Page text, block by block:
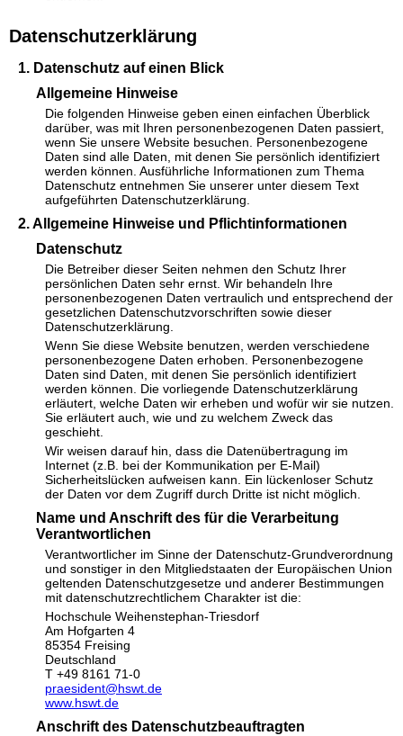
Datenschutzerklärung
1. Datenschutz auf einen Blick
Allgemeine Hinweise
Die folgenden Hinweise geben einen einfachen Überblick
darüber, was mit Ihren personenbezogenen Daten passiert,
wenn Sie unsere Website besuchen. Personenbezogene
Daten sind alle Daten, mit denen Sie persönlich identifiziert
werden können. Ausführliche Informationen zum Thema
Datenschutz entnehmen Sie unserer unter diesem Text
aufgeführten Datenschutzerklärung.
2. Allgemeine Hinweise und Pflichtinformationen
Datenschutz
Die Betreiber dieser Seiten nehmen den Schutz Ihrer
persönlichen Daten sehr ernst. Wir behandeln Ihre
personenbezogenen Daten vertraulich und entsprechend der
gesetzlichen Datenschutzvorschriften sowie dieser
Datenschutzerklärung.
Wenn Sie diese Website benutzen, werden verschiedene
personenbezogene Daten erhoben. Personenbezogene
Daten sind Daten, mit denen Sie persönlich identifiziert
werden können. Die vorliegende Datenschutzerklärung
erläutert, welche Daten wir erheben und wofür wir sie nutzen.
Sie erläutert auch, wie und zu welchem Zweck das
geschieht.
Wir weisen darauf hin, dass die Datenübertragung im
Internet (z.B. bei der Kommunikation per E-Mail)
Sicherheitslücken aufweisen kann. Ein lückenloser Schutz
der Daten vor dem Zugriff durch Dritte ist nicht möglich.
Name und Anschrift des für die Verarbeitung
Verantwortlichen
Verantwortlicher im Sinne der Datenschutz-Grundverordnung
und sonstiger in den Mitgliedstaaten der Europäischen Union
geltenden Datenschutzgesetze und anderer Bestimmungen
mit datenschutzrechtlichem Charakter ist die:
Hochschule Weihenstephan-Triesdorf
Am Hofgarten 4
85354 Freising
Deutschland
T +49 8161 71-0
praesident@hswt.de
www.hswt.de
Anschrift des Datenschutzbeauftragten